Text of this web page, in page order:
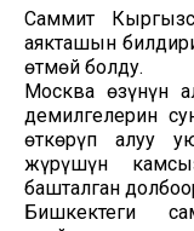
Саммит
аякташын
өтмөй болду.
Москва өзүнүн
демилгелерин
өткөрүп алуу
жүрүшүн
башталган
Бишкектеги